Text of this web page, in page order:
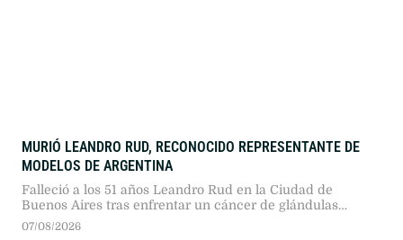
MURIÓ LEANDRO RUD, RECONOCIDO REPRESENTANTE DE
MODELOS DE ARGENTINA
Falleció a los 51 años Leandro Rud en la Ciudad de
Buenos Aires tras enfrentar un cáncer de glándulas
salivales. El exrepresentante de modelos y conductor
07/08/2026